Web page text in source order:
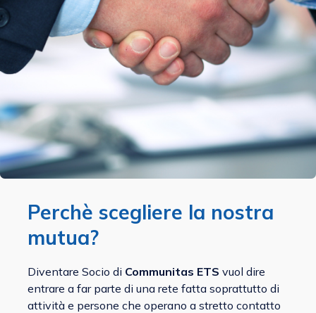
Perchè scegliere la nostra
mutua?
Diventare Socio di Communitas ETS vuol dire
entrare a far parte di una rete fatta soprattutto di
attività e persone che operano a stretto contatto